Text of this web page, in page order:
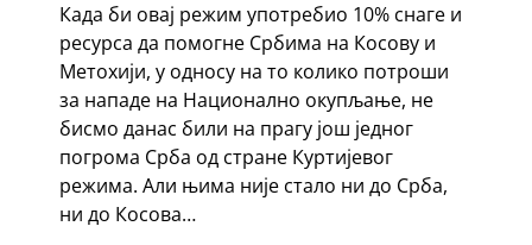
Када би овај режим употребио 10% снаге и
ресурса да помогне Србима на Косову и
Метохији, у односу на то колико потроши
за нападе на Национално окупљање, не
бисмо данас били на прагу још једног
погрома Срба од стране Куртијевог
режима. Али њима није стало ни до Срба,
ни до Косова…